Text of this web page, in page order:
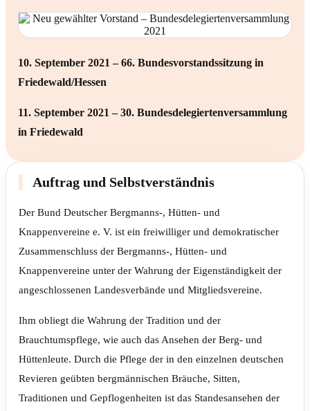
10. September 2021 – 66. Bundesvorstandssitzung in
Friedewald/Hessen
11. September 2021 – 30. Bundesdelegiertenversammlung
in Friedewald
Auftrag und Selbstverständnis
Der Bund Deutscher Bergmanns-, Hütten- und
Knappenvereine e. V. ist ein freiwilliger und demokratischer
Zusammenschluss der Bergmanns-, Hütten- und
Knappenvereine unter der Wahrung der Eigenständigkeit der
angeschlossenen Landesverbände und Mitgliedsvereine.
Ihm obliegt die Wahrung der Tradition und der
Brauchtumspflege, wie auch das Ansehen der Berg- und
Hüttenleute. Durch die Pflege der in den einzelnen deutschen
Revieren geübten bergmännischen Bräuche, Sitten,
Traditionen und Gepflogenheiten ist das Standesansehen der